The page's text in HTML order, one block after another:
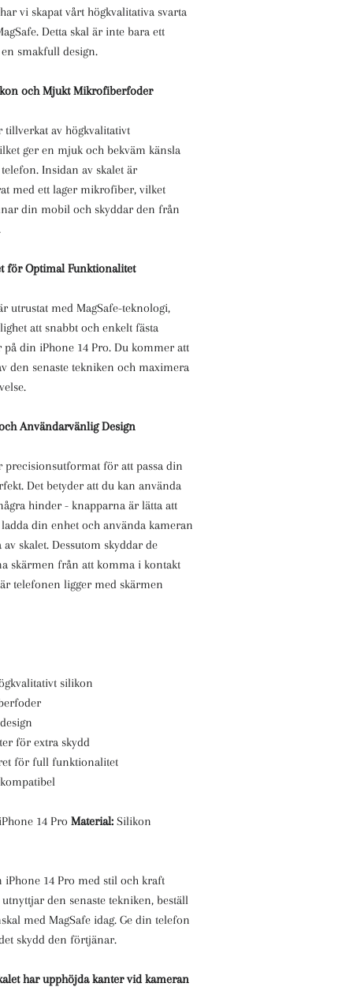
vi skapat vårt högkvalitativa svarta
Detta skal är inte bara ett
smakfull design.
och Mjukt Mikrofiberfoder
tillverkat av högkvalitativt
ger en mjuk och bekväm känsla
Insidan av skalet är
med ett lager mikrofiber, vilket
din mobil och skyddar den från
för Optimal Funktionalitet
utrustat med MagSafe-teknologi,
att snabbt och enkelt fästa
på din iPhone 14 Pro. Du kommer att
den senaste tekniken och maximera
Användarvänlig Design
precisionsutformat för att passa din
Det betyder att du kan använda
hinder - knapparna är lätta att
din enhet och använda kameran
skalet. Dessutom skyddar de
skärmen från att komma i kontakt
telefonen ligger med skärmen
silikon
för extra skydd
för full funktionalitet
14 Pro Material:Silikon
iPhone 14 Pro med stil och kraft
den senaste tekniken, beställ
med MagSafe idag. Ge din telefon
skydd den förtjänar.
har upphöjda kanter vid kameran